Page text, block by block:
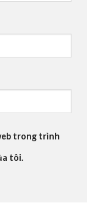
trong trình
tôi.